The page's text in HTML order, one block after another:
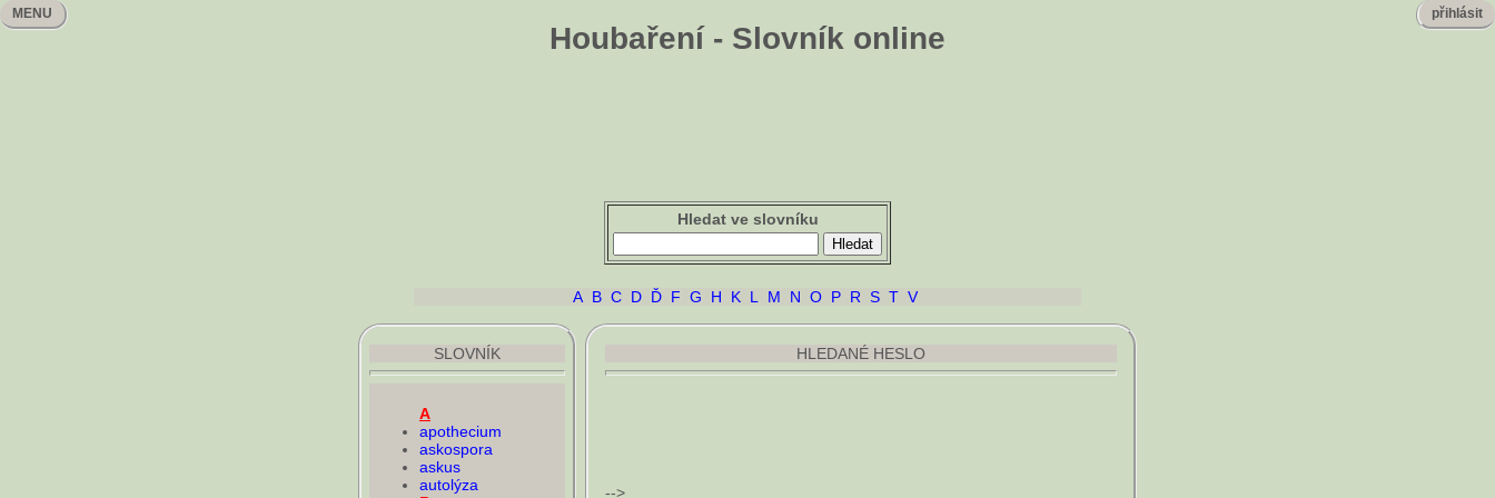
Houbaření - Slovník online
přihlásit
MENU
Hledat ve slovníku
A B C D Ď F G H K L M N O P R S T V
SLOVNÍK
A
apothecium
askospora
askus
autolýza
HLEDANÉ HESLO